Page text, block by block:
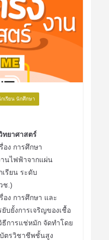
เรียน นักศึกษา
ทยาศาสตร์
อง การศึกษา
นไฟฟ้าจากแผ่น
เรียน ระดับ
ช.)
อง การศึกษา และ
บยั้งการเจริญของเชื้อ
ธีการแช่หมัก จัดทำโดย
ตรวิชาชีพชั้นสูง